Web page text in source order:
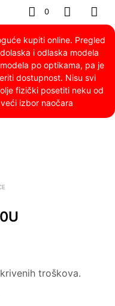
0
kupiti online. Pregled
i odlaska modela
po optikama, pa je
dostupnost. Nisu svi
fizički posetiti neku od
izbor naočara
troškova.